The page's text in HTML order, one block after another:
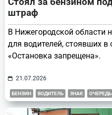
штраф
В Нижегородской области
для водителей, стоявших
«Остановка запрещена».
21.07.2026
БЕНЗИН ВОДИТЕЛЬ ЗНАК ОЧЕРЕДЬ